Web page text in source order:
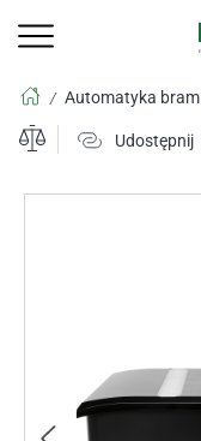
/ Automatyka bram
Udostępnij